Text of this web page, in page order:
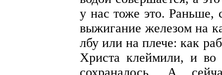
у нас тоже это. Раньше,
выжигание железом на
лбу или на плече: как
Христа клеймили, и во